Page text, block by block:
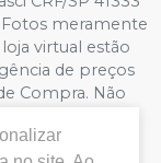
Fotos meramente
virtual estão
de preços
Compra. Não
volumes